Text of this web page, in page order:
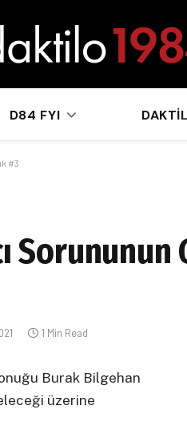
D84 FYI
#3
1 Min Read
Burak Bilgehan
üzerine